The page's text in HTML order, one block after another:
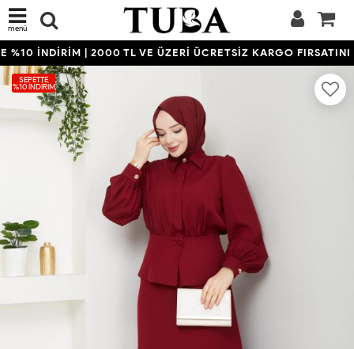
menü
İNDİRİM | 2000 TL VE ÜZERİ ÜCRETSİZ KARGO FIRSATINI
SEPETTE
%10 İNDIRIM